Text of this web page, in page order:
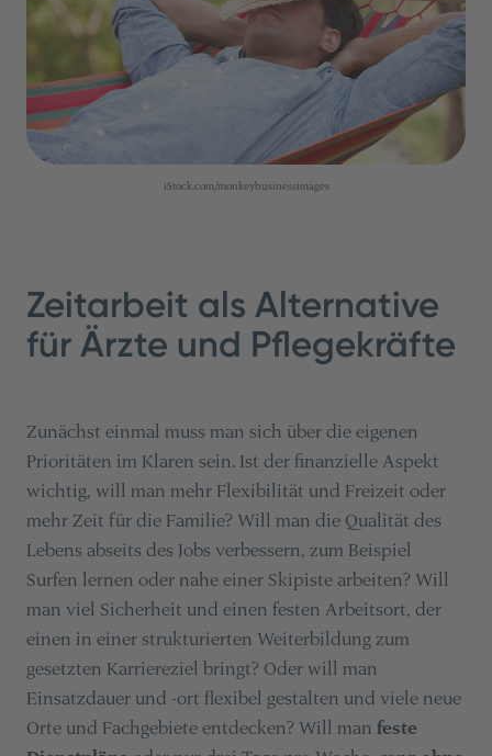
iStock.com/monkeybusinessimages
Zeitarbeit als Alternative
für Ärzte und Pflegekräfte
Zunächst einmal muss man sich über die eigenen
Prioritäten im Klaren sein. Ist der finanzielle Aspekt
wichtig, will man mehr Flexibilität und Freizeit oder
mehr Zeit für die Familie? Will man die Qualität des
Lebens abseits des Jobs verbessern, zum Beispiel
Surfen lernen oder nahe einer Skipiste arbeiten? Will
man viel Sicherheit und einen festen Arbeitsort, der
einen in einer strukturierten Weiterbildung zum
gesetzten Karriereziel bringt? Oder will man
Einsatzdauer und -ort flexibel gestalten und viele neue
Orte und Fachgebiete entdecken? Will man feste